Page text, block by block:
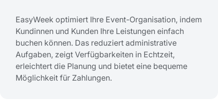
EasyWeek optimiert Ihre Event-Organisation, indem
Kundinnen und Kunden Ihre Leistungen einfach
buchen können. Das reduziert administrative
Aufgaben, zeigt Verfügbarkeiten in Echtzeit,
erleichtert die Planung und bietet eine bequeme
Möglichkeit für Zahlungen.